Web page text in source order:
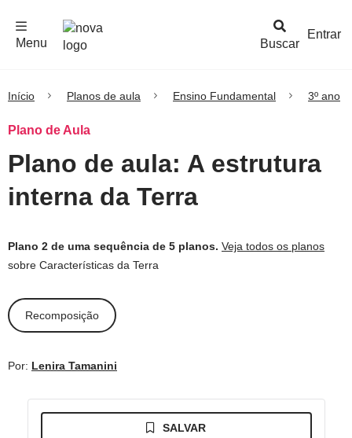
Buscar
Menu
Entrar
Início Planos de aula Ensino Fundamental 3º ano
Plano de Aula
Plano de aula: A estrutura
interna da Terra
Plano 2 de uma sequência de 5 planos. Veja todos os planos
sobre Características da Terra
Recomposição
Por: Lenira Tamanini
SALVAR